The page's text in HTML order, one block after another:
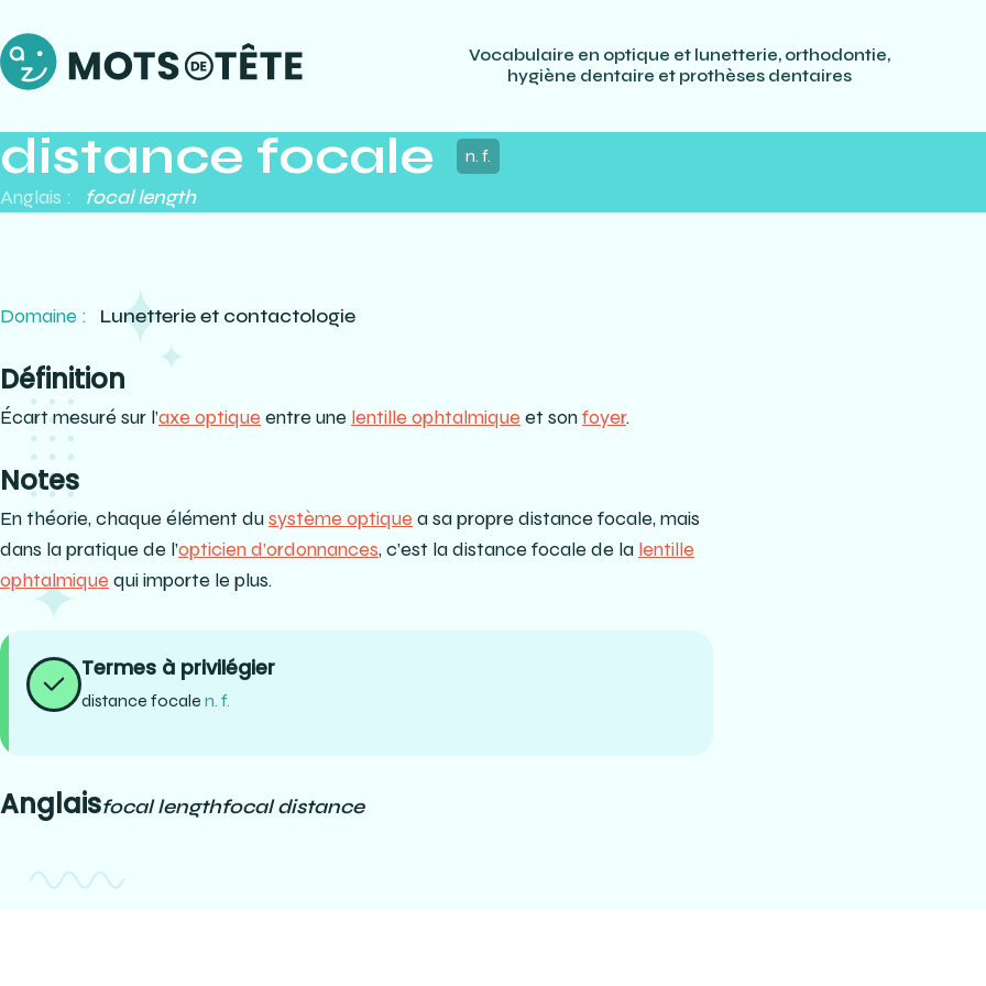
Vocabulaire en optique et lunetterie, orthodontie,
hygiène dentaire et prothèses dentaires
distance focale n. f.
Anglais : focal length
Domaine : Lunetterie et contactologie
Définition
Écart mesuré sur l’axe optique entre une lentille ophtalmique et sonfoyer.
Notes
En théorie, chaque élément dusystème optique a sa propre distance focale, mais
dans la pratique de l’opticien d’ordonnances, c’est la distance focale de la lentille
ophtalmique qui importe le plus.
Termes à privilégier
distance focale n. f.
Anglaisfocal lengthfocal distance